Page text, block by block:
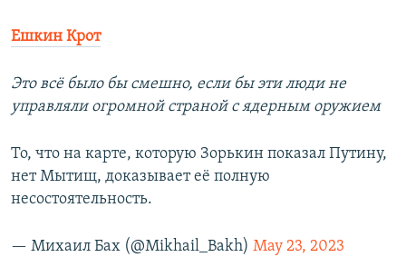
Ешкин Крот
Это всё было бы смешно, если бы эти люди не
управляли огромной страной с ядерным оружием
То, что на карте, которую Зорькин показал Путину,
нет Мытищ, доказывает её полную
несостоятельность.
— Михaил Бaх (@Mikhail_Bakh) May 23, 2023